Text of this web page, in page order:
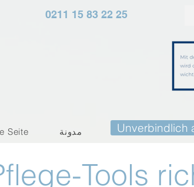
0211 15 83 22 25
Seite مدونة Unverbindlich
Tools